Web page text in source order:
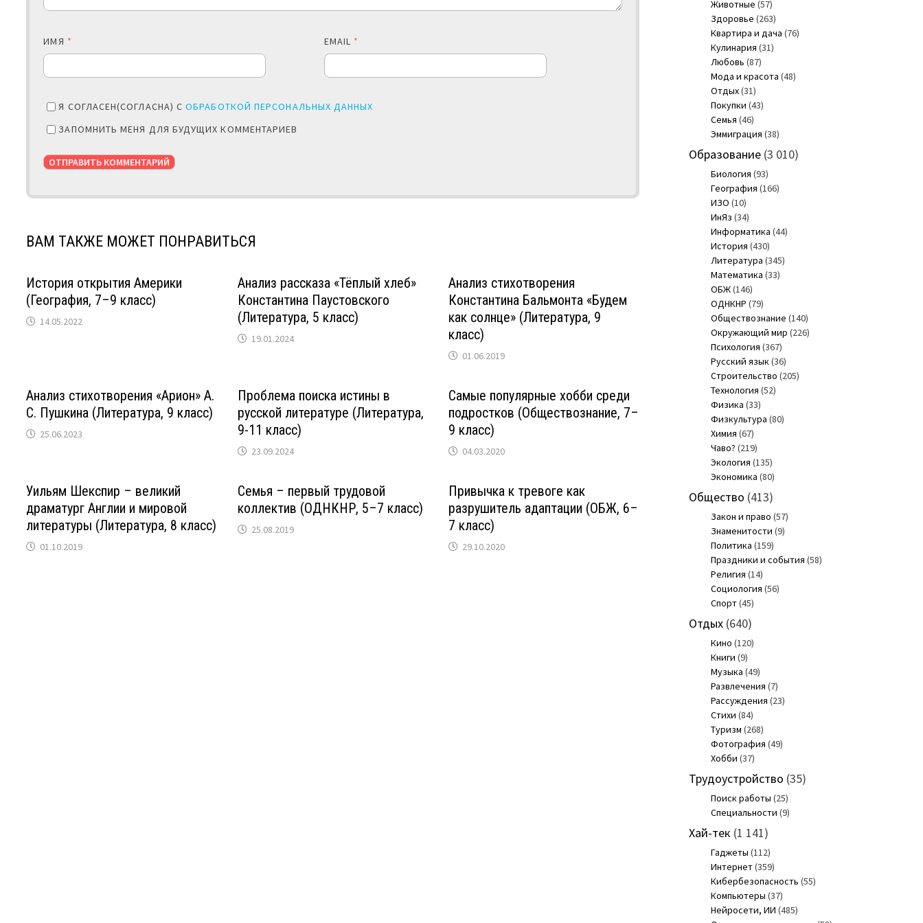
ИМЯ * EMAIL *
Я СОГЛАСЕН(СОГЛАСНА) СОБРАБОТКОЙ ПЕРСОНАЛЬНЫХ ДАННЫХ
ЗАПОМНИТЬ МЕНЯ ДЛЯ БУДУЩИХ КОММЕНТАРИЕВ
ВАМ ТАКЖЕ МОЖЕТ ПОНРАВИТЬСЯ
История открытия Америки
(География, 7–9 класс)
14.05.2022
Анализ рассказа «Тёплый хлеб»
Константина Паустовского
(Литература, 5 класс)
19.01.2024
Анализ стихотворения
Константина Бальмонта «Будем
как солнце» (Литература, 9
класс)
01.06.2019
Анализ стихотворения «Арион» А.
С. Пушкина (Литература, 9 класс)
25.06.2023
Проблема поиска истины в
русской литературе (Литература,
9-11 класс)
23.09.2024
Самые популярные хобби среди
подростков (Обществознание, 7–
9 класс)
04.03.2020
Уильям Шекспир – великий
драматург Англии и мировой
литературы (Литература, 8 класс)
01.10.2019
Семья – первый трудовой
коллектив (ОДНКНР, 5–7 класс)
25.08.2019
Привычка к тревоге как
разрушитель адаптации (ОБЖ, 6–
7 класс)
29.10.2020
Животные (57)
Здоровье (263)
Квартира и дача (76)
Кулинария (31)
Любовь (87)
Мода и красота (48)
Отдых(31)
Покупки (43)
Семья (46)
Эммиграция (38)
Образование(3 010)
Биология (93)
География (166)
ИЗО (10)
ИнЯз (34)
Информатика (44)
История (430)
Литература (345)
Математика (33)
ОБЖ(146)
ОДНКНР (79)
Обществознание (140)
Окружающий мир (226)
Психология (367)
Русский язык(36)
Строительство (205)
Технология (52)
Физика (33)
Физкультура (80)
Химия (67)
Чаво? (219)
Экология (135)
Экономика (80)
Общество (413)
Закон и право (57)
Знаменитости (9)
Политика (159)
Праздники и события (58)
Религия (14)
Социология (56)
Спорт(45)
Отдых(640)
Кино (120)
Книги (9)
Музыка (49)
Развлечения (7)
Рассуждения (23)
Стихи (84)
Туризм (268)
Фотография (49)
Хобби (37)
Трудоустройство (35)
Поиск работы (25)
Специальности (9)
Хай-тек (1 141)
Гаджеты (112)
Интернет(359)
Кибербезопасность (55)
Компьютеры (37)
Нейросети, ИИ (485)